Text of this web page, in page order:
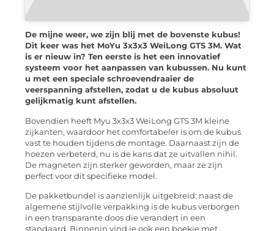
De mijne weer, we zijn blij met de bovenste kubus!
Dit keer was het MoYu 3x3x3 WeiLong GTS 3M. Wat
is er nieuw in? Ten eerste is het een innovatief
systeem voor het aanpassen van kubussen. Nu kunt
u met een speciale schroevendraaier de
veerspanning afstellen, zodat u de kubus absoluut
gelijkmatig kunt afstellen.
Bovendien heeft Myu 3x3x3 WeiLong GTS 3M kleine
zijkanten, waardoor het comfortabeler is om de kubus
vast te houden tijdens de montage. Daarnaast zijn de
hoezen verbeterd, nu is de kans dat ze uitvallen nihil.
De magneten zijn sterker geworden, maar ze zijn
perfect voor dit specifieke model.
De pakketbundel is aanzienlijk uitgebreid: naast de
algemene stijlvolle verpakking is de kubus verborgen
in een transparante doos die verandert in een
standaard. Binnenin vind je ook een boekje met